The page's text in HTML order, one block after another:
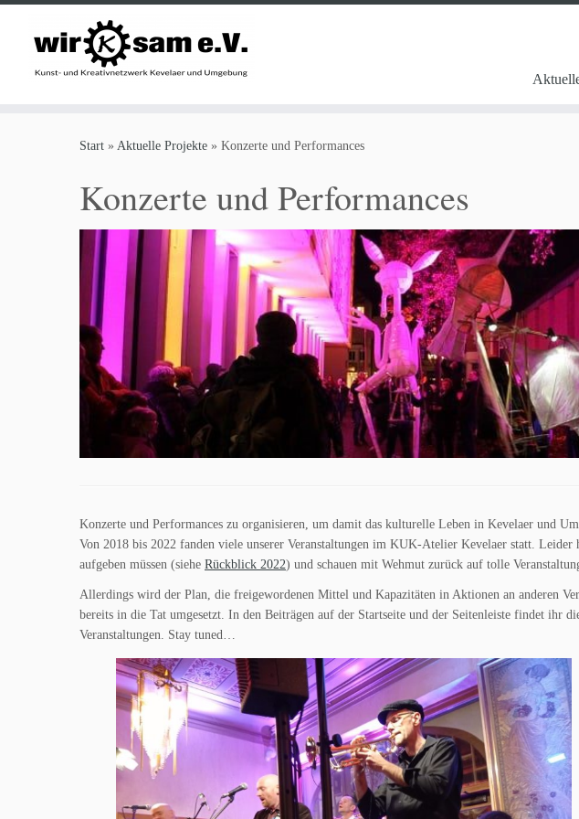
Start » Aktuelle Projekte » Konzerte und Performances
Konzerte und Performances
Konzerte und Performances zu organisieren, um damit das kulturelle Leben in Kevelaer und
Von 2018 bis 2022 fanden viele unserer Veranstaltungen im KUK-Atelier Kevelaer statt. Leider
aufgeben müssen (siehe Rückblick 2022) und schauen mit Wehmut zurück auf tolle
Allerdings wird der Plan, die freigewordenen Mittel und Kapazitäten in Aktionen an anderen
bereits in die Tat umgesetzt. In den Beiträgen auf der Startseite und der Seitenleiste findet ihr
Veranstaltungen. Stay tuned…